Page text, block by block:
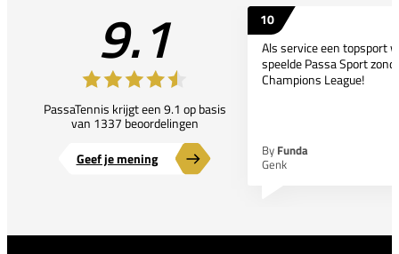
9.1
PassaTennis krijgt een 9.1 op basis
van 1337 beoordelingen
Geef je mening
10
Als service een topsport
speelde Passa Sport
Champions League!
By Funda
Genk